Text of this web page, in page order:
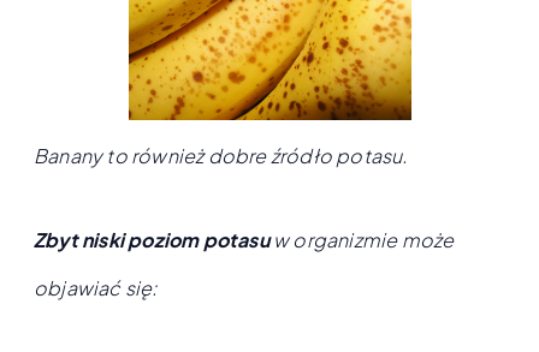
Banany to również dobre źródło potasu.
Zbyt niski poziom potasuw organizmie może
objawiać się: